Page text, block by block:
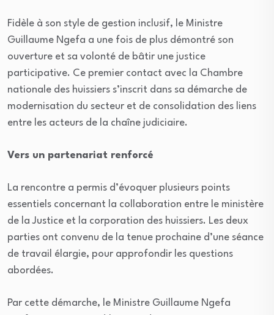
Fidèle à son style de gestion inclusif, le Ministre
Guillaume Ngefa a une fois de plus démontré son
ouverture et sa volonté de bâtir une justice
participative. Ce premier contact avec la Chambre
nationale des huissiers s’inscrit dans sa démarche de
modernisation du secteur et de consolidation des liens
entre les acteurs de la chaîne judiciaire.
Vers un partenariat renforcé
La rencontre a permis d’évoquer plusieurs points
essentiels concernant la collaboration entre le ministère
de la Justice et la corporation des huissiers. Les deux
parties ont convenu de la tenue prochaine d’une séance
de travail élargie, pour approfondir les questions
abordées.
Par cette démarche, le Ministre Guillaume Ngefa